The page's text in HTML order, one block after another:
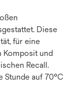
Diese
für eine
Komposit und
Recall.
Stunde auf 70°C